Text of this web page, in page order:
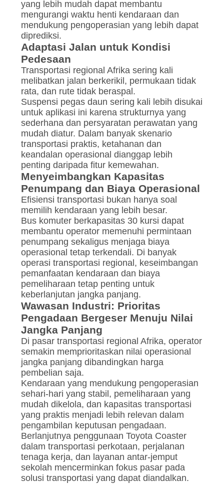
yang lebih mudah dapat membantu
mengurangi waktu henti kendaraan dan
mendukung pengoperasian yang lebih dapat
diprediksi.
Adaptasi Jalan untuk Kondisi
Pedesaan
Transportasi regional Afrika sering kali
melibatkan jalan berkerikil, permukaan tidak
rata, dan rute tidak beraspal.
Suspensi pegas daun sering kali lebih disukai
untuk aplikasi ini karena strukturnya yang
sederhana dan persyaratan perawatan yang
mudah diatur. Dalam banyak skenario
transportasi praktis, ketahanan dan
keandalan operasional dianggap lebih
penting daripada fitur kemewahan.
Menyeimbangkan Kapasitas
Penumpang dan Biaya Operasional
Efisiensi transportasi bukan hanya soal
memilih kendaraan yang lebih besar.
Bus komuter berkapasitas 30 kursi dapat
membantu operator memenuhi permintaan
penumpang sekaligus menjaga biaya
operasional tetap terkendali. Di banyak
operasi transportasi regional, keseimbangan
pemanfaatan kendaraan dan biaya
pemeliharaan tetap penting untuk
keberlanjutan jangka panjang.
Wawasan Industri: Prioritas
Pengadaan Bergeser Menuju Nilai
Jangka Panjang
Di pasar transportasi regional Afrika, operator
semakin memprioritaskan nilai operasional
jangka panjang dibandingkan harga
pembelian saja.
Kendaraan yang mendukung pengoperasian
sehari-hari yang stabil, pemeliharaan yang
mudah dikelola, dan kapasitas transportasi
yang praktis menjadi lebih relevan dalam
pengambilan keputusan pengadaan.
Berlanjutnya penggunaan Toyota Coaster
dalam transportasi perkotaan, perjalanan
tenaga kerja, dan layanan antar-jemput
sekolah mencerminkan fokus pasar pada
solusi transportasi yang dapat diandalkan.